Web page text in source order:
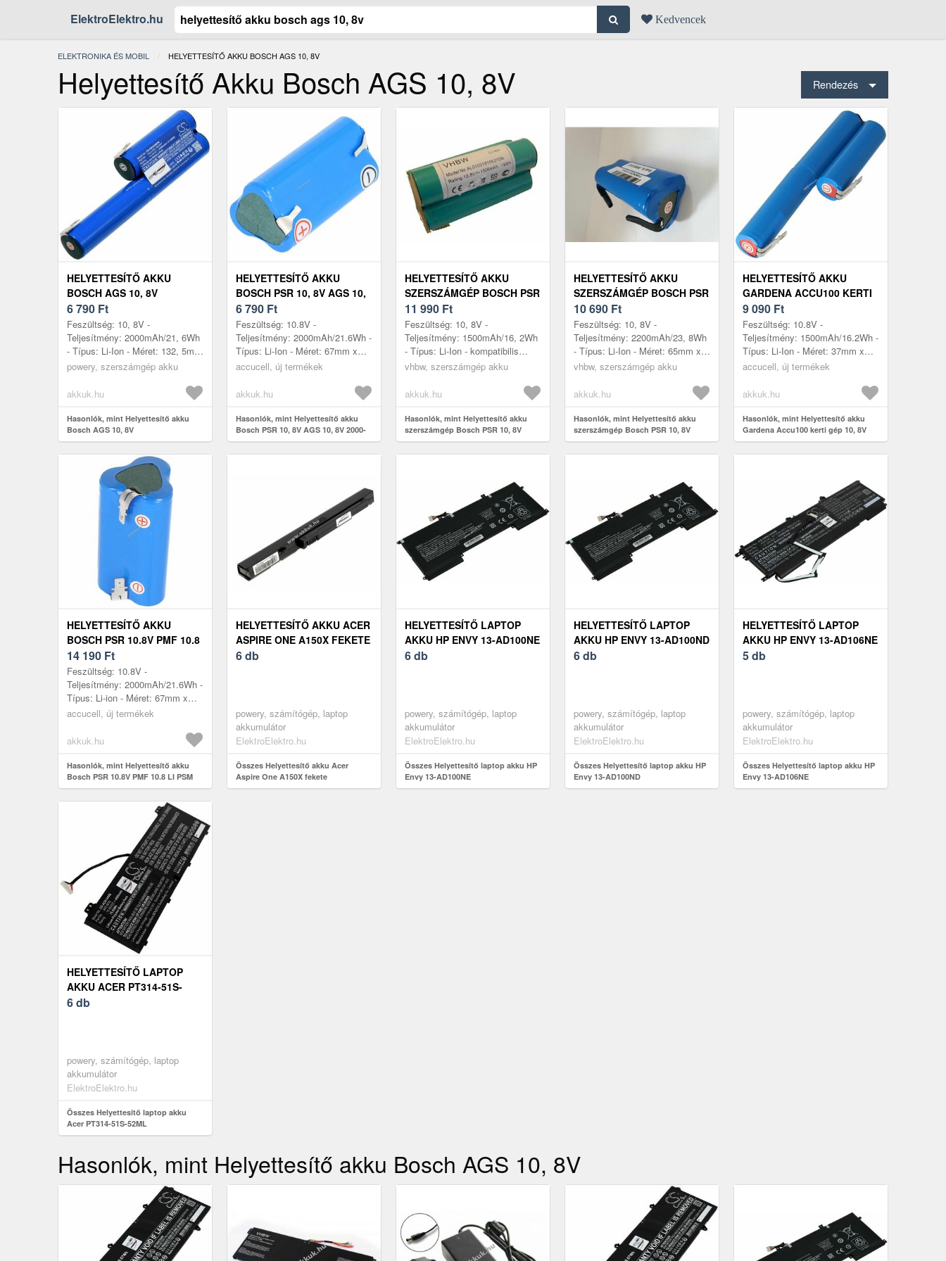
ElektroElektro.hu Kedvencek
ELEKTRONIKA ÉS MOBIL JELENLEGI:
HELYETTESÍTŐ AKKU BOSCH AGS 10, 8V
Helyettesítő Akku Bosch AGS 10, 8V Rendezés
HELYETTESÍTŐ AKKU
BOSCH AGS 10, 8V
6 790 Ft
Feszültség: 10, 8V -
Teljesítmény: 2000mAh/21, 6Wh
- Típus: Li-Ion - Méret: 132, 5mm
x 39mm x 18, 6mm
powery, szerszámgép akku
akkuk.hu
Hasonlók, mint Helyettesítő akku
Bosch AGS 10, 8V
HELYETTESÍTŐ AKKU
BOSCH PSR 10, 8V AGS 10,
8V 2000-2200MAH 2, 8MM
FASTON LI-ION
6 790 Ft
Feszültség: 10.8V -
Teljesítmény: 2000mAh/21.6Wh -
Típus: Li-Ion - Méret: 67mm x
38mm x 38mm - kompatibilis
AGS 10.8V, B...
accucell, új termékek
akkuk.hu
Hasonlók, mint Helyettesítő akku
Bosch PSR 10, 8V AGS 10, 8V 2000-
2200mAh 2, 8mm Faston Li-ion
HELYETTESÍTŐ AKKU
SZERSZÁMGÉP BOSCH PSR
10, 8V 1500MAH LI-ION -
KIÁRUSÍTÁS
11 990 Ft
Feszültség: 10, 8V -
Teljesítmény: 1500mAh/16, 2Wh
- Típus: Li-Ion - kompatibilis
modellek: Bosch PSR 10.8V,
Berner BTI 10....
vhbw, szerszámgép akku
akkuk.hu
Hasonlók, mint Helyettesítő akku
szerszámgép Bosch PSR 10, 8V
1500mAh Li-Ion - Kiárusítás
HELYETTESÍTŐ AKKU
SZERSZÁMGÉP BOSCH PSR
10, 8V 2200MAH LI-ION -
KIÁRUSÍTÁS
10 690 Ft
Feszültség: 10, 8V -
Teljesítmény: 2200mAh/23, 8Wh
- Típus: Li-Ion - Méret: 65mm x
37mm - kompatibilis modellek:
10.8, AS...
vhbw, szerszámgép akku
akkuk.hu
Hasonlók, mint Helyettesítő akku
szerszámgép Bosch PSR 10, 8V
2200mAh Li-Ion - Kiárusítás
HELYETTESÍTŐ AKKU
GARDENA ACCU100 KERTI
GÉP 10, 8V 1400-1500MAH
LI-ION
9 090 Ft
Feszültség: 10.8V -
Teljesítmény: 1500mAh/16.2Wh -
Típus: Li-Ion - Méret: 37mm x
18mm x 132mm - kompatibilis
Accu100, A...
accucell, új termékek
akkuk.hu
Hasonlók, mint Helyettesítő akku
Gardena Accu100 kerti gép 10, 8V
1400-1500mAh Li-ion
HELYETTESÍTŐ AKKU
BOSCH PSR 10.8V PMF 10.8
LI PSM 10.8 LI 10, 8V 2000-
2200MAH 23, 76WH LI-ION
14 190 Ft
Feszültség: 10.8V -
Teljesítmény: 2000mAh/21.6Wh -
Típus: Li-ion - Méret: 67mm x
38mm x 38mm - kompatibilis
KEO, AGS 10....
accucell, új termékek
akkuk.hu
Hasonlók, mint Helyettesítő akku
Bosch PSR 10.8V PMF 10.8 LI PSM
10.8 LI 10, 8V 2000-2200mAh 23,
76Wh Li-ion
HELYETTESÍTŐ AKKU ACER
ASPIRE ONE A150X FEKETE
6 db
powery, számítógép, laptop
akkumulátor
ElektroElektro.hu
Összes Helyettesítő akku Acer
Aspire One A150X fekete
HELYETTESÍTŐ LAPTOP
AKKU HP ENVY 13-AD100NE
6 db
powery, számítógép, laptop
akkumulátor
ElektroElektro.hu
Összes Helyettesítő laptop akku HP
Envy 13-AD100NE
HELYETTESÍTŐ LAPTOP
AKKU HP ENVY 13-AD100ND
6 db
powery, számítógép, laptop
akkumulátor
ElektroElektro.hu
Összes Helyettesítő laptop akku HP
Envy 13-AD100ND
HELYETTESÍTŐ LAPTOP
AKKU HP ENVY 13-AD106NE
5 db
powery, számítógép, laptop
akkumulátor
ElektroElektro.hu
Összes Helyettesítő laptop akku HP
Envy 13-AD106NE
HELYETTESÍTŐ LAPTOP
AKKU ACER PT314-51S-
52ML
6 db
powery, számítógép, laptop
akkumulátor
ElektroElektro.hu
Összes Helyettesítő laptop akku
Acer PT314-51S-52ML
Hasonlók, mint Helyettesítő akku Bosch AGS 10, 8V